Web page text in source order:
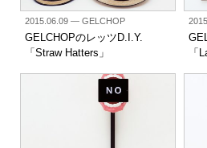
2015.06.09— GELCHOP
GELCHOPのレッツD.I.Y.
「Straw Hatters」
「